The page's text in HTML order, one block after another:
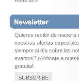
Quieres recibir de manera
nuestras ofertas
siempre al día sobre las
eventos? ¡Abónate a
gratuita!
SUBSCRIBE